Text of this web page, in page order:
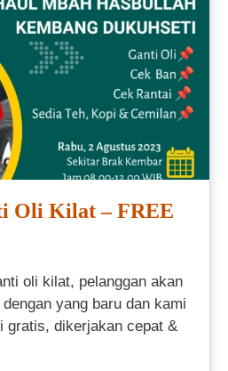
Oli Kilat – FREE
oli kilat, pelanggan akan
yang baru dan kami
gratis, dikerjakan cepat &